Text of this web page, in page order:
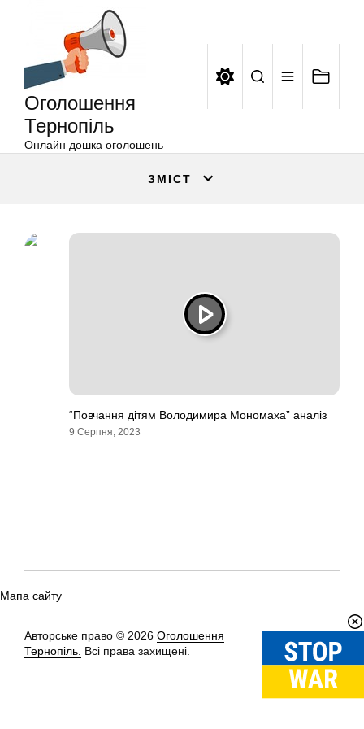
Оголошення
Тернопіль
Онлайн дошка оголошень
ЗМІСТ
“Повчання дітям Володимира Мономаха” аналіз
9 Серпня, 2023
Мапа сайту
Авторське право © 2026 Оголошення
Тернопіль. Всі права захищені.
Вгору↑